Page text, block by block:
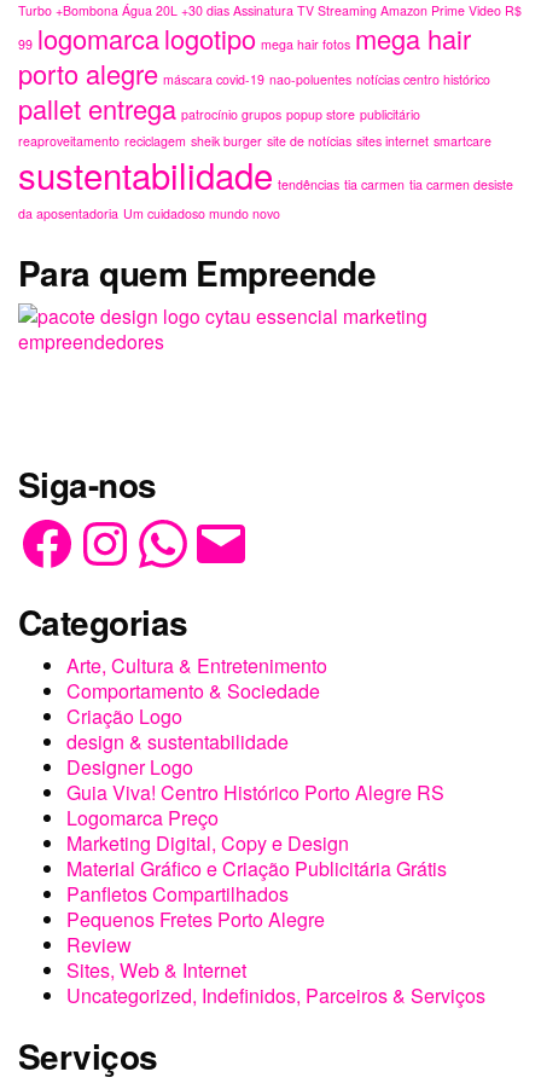
Turbo +Bombona Água 20L +30 dias Assinatura TV Streaming Amazon Prime Video R$
99 logomarcalogotipo mega hair fotos mega hair
porto alegre máscara covid-19 nao-poluentes notícias centro histórico
pallet entrega patrocínio grupos popup store publicitário
reaproveitamento reciclagem sheik burger site de notícias sites internet smartcare
sustentabilidade tendências tia carmen tia carmen desiste
da aposentadoria Um cuidadoso mundo novo
Para quem Empreende
Siga-nos
FacebookInstagramWhatsApp
E-
mail
Categorias
Arte, Cultura & Entretenimento
Comportamento & Sociedade
Criação Logo
design & sustentabilidade
Designer Logo
Guia Viva! Centro Histórico Porto Alegre RS
Logomarca Preço
Marketing Digital, Copy e Design
Material Gráfico e Criação Publicitária Grátis
Panfletos Compartilhados
Pequenos Fretes Porto Alegre
Review
Sites, Web & Internet
Uncategorized, Indefinidos, Parceiros & Serviços
Serviços